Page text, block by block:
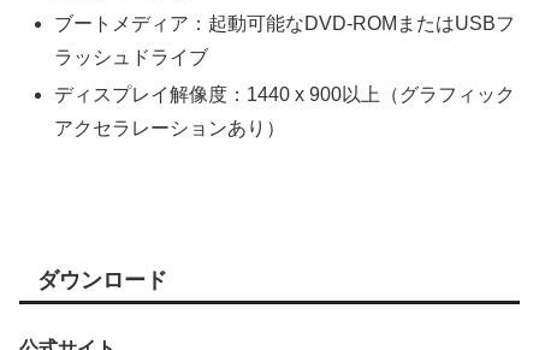
ブートメディア：起動可能なDVD-ROMまたはUSBフ
ラッシュドライブ
ディスプレイ解像度：1440 x 900以上（グラフィック
アクセラレーションあり）
ダウンロード